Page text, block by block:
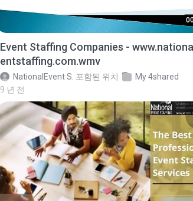
Event Staffing Companies -
entstaffing.com.wmv
NationalEvent S. 포함된 위치
My 4shared
9 년 전